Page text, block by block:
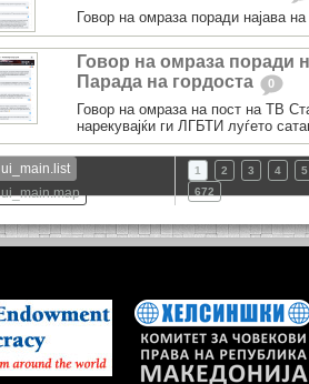
Говор на омраза поради најава
Говор на омраза поради
Парада на гордоста
0
Говор на омраза на пост на ТВ
нарекувајќи ги ЛГБТИ луѓето
ui_main.list
ui_main.map
1 2 3 4
5
672